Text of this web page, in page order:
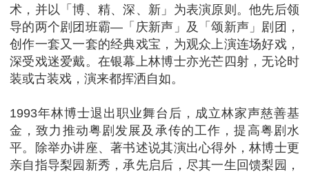
术，并以「博、精、深、新」为表演原则。他先后领
导的两个剧团班霸—「庆新声」及「颂新声」剧团，
创作一套又一套的经典戏宝，为观众上演连场好戏，
深受戏迷爱戴。在银幕上林博士亦光芒四射，无论时
装或古装戏，演来都挥洒自如。
1993年林博士退出职业舞台后，成立林家声慈善基
金，致力推动粤剧发展及承传的工作，提高粤剧水
平。除举办讲座、著书述说其演出心得外，林博士更
亲自指导梨园新秀，承先启后，尽其一生回馈梨园，